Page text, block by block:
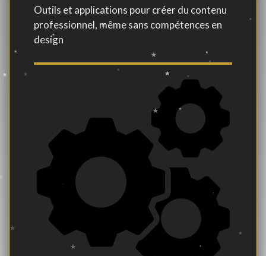
Outils et applications pour créer du contenu
professionnel, même sans compétences en
design